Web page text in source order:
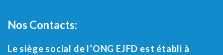
Nos Contacts:
Le siège social de l’ONG EJFD est établi à